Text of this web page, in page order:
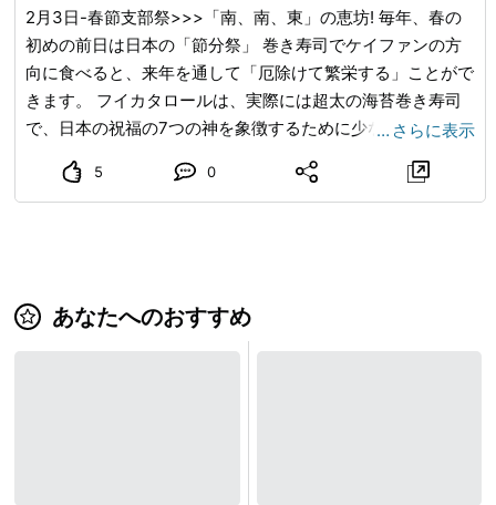
るみかん園です！ みかん狩りのシーズンは、9月中旬から2
月頃まで。 9月中旬からは、ひなの姫、日南1号など極早生
のみかんを、10月初旬からは宮川早生、田口早生などの種
類のみかん狩りが楽しめます。 また、春から夏は、バーベ
キューや野菜の収穫体験が可能！ 三岳園は、山の中腹にあ
満喫できます。 ─・─・─・─・─・─・─・─・─・─・─ 神
奈川県伊勢原市のイベント情報 ─・─・─・─・─・─・─・
催されます。 【開催時期:立春の前日】 ■三之宮比々多神社
春季例大祭（さんのみやひびたじんじゃ しゅんきれいたい
2月3日-春節支部祭>>>「南、南、東」の恵坊! 毎年、春の
初めの前日は日本の「節分祭」 巻き寿司でケイファンの方
向に食べると、来年を通して「厄除けて繁栄する」ことがで
きます。 フイカタロールは、実際には超太の海苔巻き寿司
で、日本の祝福の7つの神を象徴するために少なくとも7種
類の材料で包まれ、最近では主要なスーパーマーケットやス
ーパーマーケットに行って各フイカタロールの材料を理解
… さらに表示
5 0
あなたへのおすすめ